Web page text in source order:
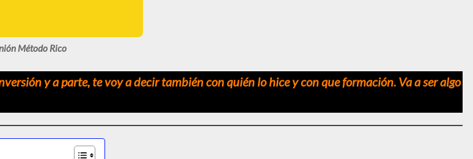
Método Rico
y a parte, te voy a decir también con quién lo hice y con que formación. Va a ser algo